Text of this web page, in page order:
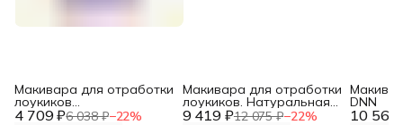
4 709 ₽6 038 ₽−22%
Макивара для отработки
лоукиков
"Непробиваемая", тент 9 419 ₽12 075 ₽−22%
Макивара для отработки
лоукиков. Натуральная
кожа. Премиум класс. 10 568
DNN